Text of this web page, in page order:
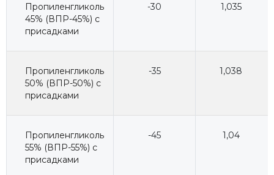
Пропиленгликоль
45% (ВПР-45%) с
присадками
-30 1,035
Пропиленгликоль
50% (ВПР-50%) с
присадками
-35 1,038
Пропиленгликоль
55% (ВПР-55%) с
присадками
-45 1,04